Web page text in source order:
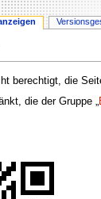
berechtigt, die
die der Gruppe „